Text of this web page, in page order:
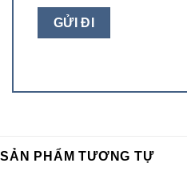
SẢN PHẨM TƯƠNG TỰ